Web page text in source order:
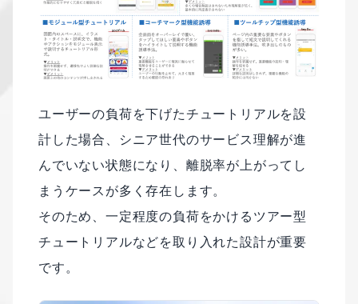
ユーザーの負荷を下げたチュートリアルを設
計した場合、シニア世代のサービス理解が進
んでいない状態になり、離脱率が上がってし
まうケースが多く存在します。
そのため、一定程度の負荷をかけるツアー型
チュートリアルなどを取り入れた設計が重要
です。